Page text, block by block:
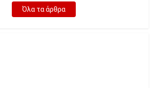
Όλα τα άρθρα